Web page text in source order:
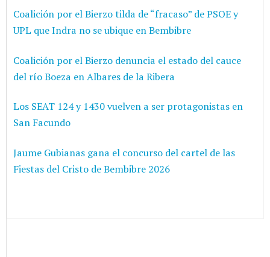
Coalición por el Bierzo tilda de “fracaso” de PSOE y
UPL que Indra no se ubique en Bembibre
Coalición por el Bierzo denuncia el estado del cauce
del río Boeza en Albares de la Ribera
Los SEAT 124 y 1430 vuelven a ser protagonistas en
San Facundo
Jaume Gubianas gana el concurso del cartel de las
Fiestas del Cristo de Bembibre 2026